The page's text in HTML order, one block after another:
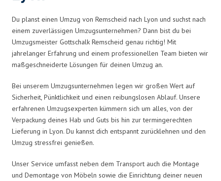
Du planst einen Umzug von Remscheid nach Lyon und suchst nach
einem zuverlässigen Umzugsunternehmen? Dann bist du bei
Umzugsmeister Gottschalk Remscheid genau richtig! Mit
jahrelanger Erfahrung und einem professionellen Team bieten wir
maßgeschneiderte Lösungen für deinen Umzug an.
Bei unserem Umzugsunternehmen legen wir großen Wert auf
Sicherheit, Pünktlichkeit und einen reibungslosen Ablauf. Unsere
erfahrenen Umzugsexperten kümmern sich um alles, von der
Verpackung deines Hab und Guts bis hin zur termingerechten
Lieferung in Lyon. Du kannst dich entspannt zurücklehnen und den
Umzug stressfrei genießen.
Unser Service umfasst neben dem Transport auch die Montage
und Demontage von Möbeln sowie die Einrichtung deiner neuen